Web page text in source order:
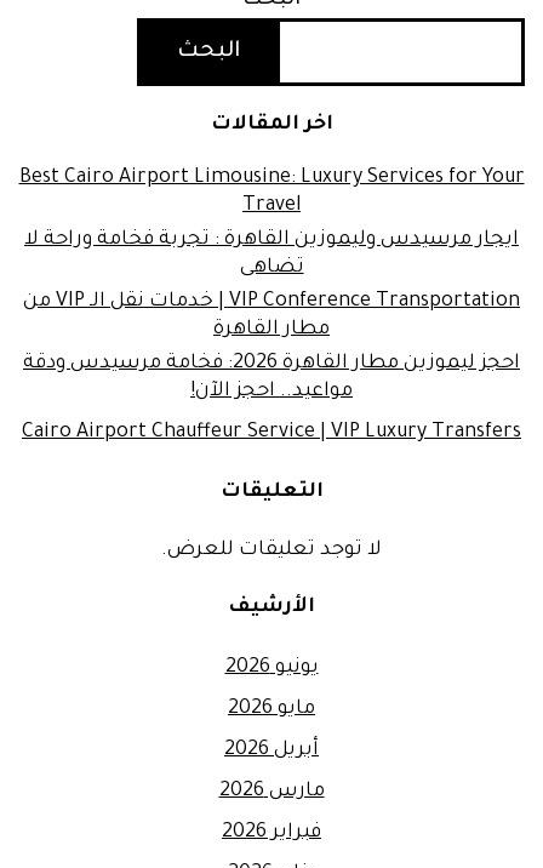
البحث
اخر المقالات
Best Cairo Airport Limousine: Luxury Services for Your
Travel
ايجار مرسيدس وليموزين القاهرة : تجربة فخامة وراحة لا
تضاهى
VIP Conference Transportation | خدمات نقل الـ VIP من
مطار القاهرة
احجز ليموزين مطار القاهرة 2026: فخامة مرسيدس ودقة
مواعيد.. احجز الآن!
Cairo Airport Chauffeur Service | VIP Luxury Transfers
التعليقات
لا توجد تعليقات للعرض.
الأرشيف
يونيو 2026
مايو 2026
أبريل 2026
مارس 2026
فبراير 2026